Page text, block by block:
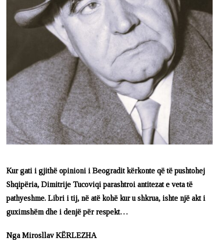
Kur gati i gjithë opinioni i Beogradit kërkonte që të pushtohej
Shqipëria, Dimitrije Tucoviqi parashtroi antitezat e veta të
pathyeshme. Libri i tij, në atë kohë kur u shkrua, ishte një akt i
guximshëm dhe i denjë për respekt…
Nga Mirosllav KËRLEZHA